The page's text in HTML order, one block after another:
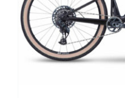
chosen
on
the